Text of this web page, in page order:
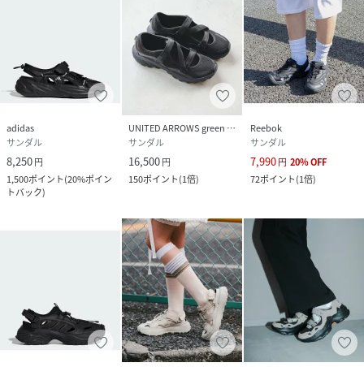
adidas
サンダル
8,250円
1,500ポイント(20%ポイン
トバック)
UNITED ARROWS green label relaxing
サンダル
16,500円
150ポイント(1倍)
Reebok
サンダル
7,990円 20%OFF
72ポイント(1倍)